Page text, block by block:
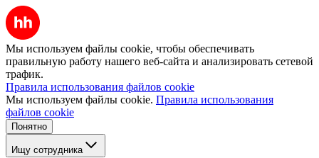
Мы используем файлы cookie, чтобы обеспечивать
правильную работу нашего веб-сайта и анализировать сетевой
трафик.
Правила использования файлов cookie
Мы используем файлы cookie. Правила использования
файлов cookie
Понятно
Ищу сотрудника